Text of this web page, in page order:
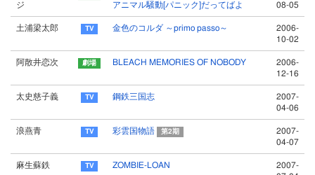
ジ
アニマル騒動[パニック]だってばよ
08-05
土浦梁太郎 金色のコルダ ～primo passo～
2006-
10-02
阿散井恋次 BLEACH MEMORIES OF NOBODY
2006-
12-16
太史慈子義 鋼鉄三国志
2007-
04-06
浪燕青 彩雲国物語 第2期
2007-
04-07
麻生蘇鉄 ZOMBIE-LOAN
2007-